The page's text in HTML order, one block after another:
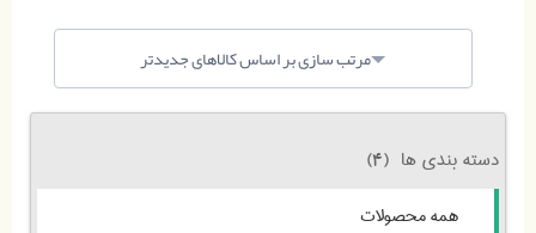
مرتب سازی بر اساس کالاهای جدیدتر
دسته بندی ها (4)
همه محصولات